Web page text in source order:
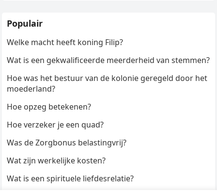
Populair
Welke macht heeft koning Filip?
Wat is een gekwalificeerde meerderheid van stemmen?
Hoe was het bestuur van de kolonie geregeld door het
moederland?
Hoe opzeg betekenen?
Hoe verzeker je een quad?
Was de Zorgbonus belastingvrij?
Wat zijn werkelijke kosten?
Wat is een spirituele liefdesrelatie?